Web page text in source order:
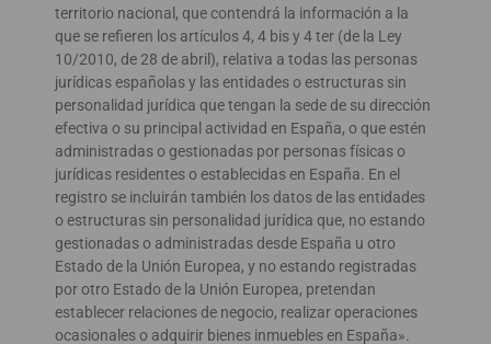
territorio nacional, que contendrá la información a la
que se refieren los artículos 4, 4 bis y 4 ter (de la Ley
10/2010, de 28 de abril), relativa a todas las personas
jurídicas españolas y las entidades o estructuras sin
personalidad jurídica que tengan la sede de su dirección
efectiva o su principal actividad en España, o que estén
administradas o gestionadas por personas físicas o
jurídicas residentes o establecidas en España. En el
registro se incluirán también los datos de las entidades
o estructuras sin personalidad jurídica que, no estando
gestionadas o administradas desde España u otro
Estado de la Unión Europea, y no estando registradas
por otro Estado de la Unión Europea, pretendan
establecer relaciones de negocio, realizar operaciones
ocasionales o adquirir bienes inmuebles en España».